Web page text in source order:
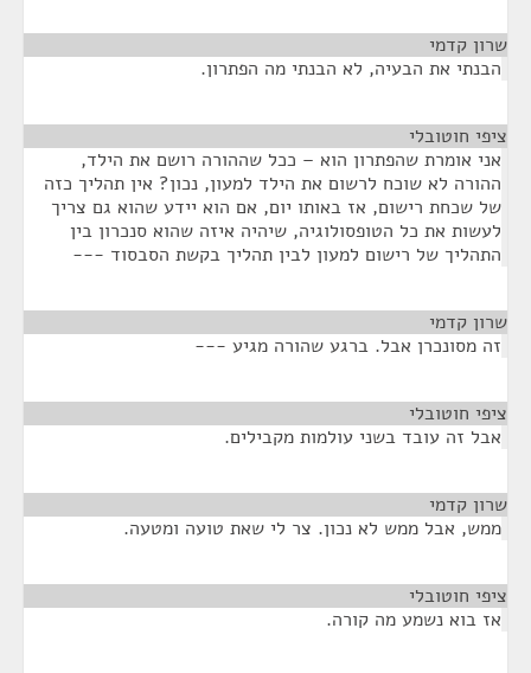
שרון קדמי
הבנתי את הבעיה, לא הבנתי מה הפתרון.
ציפי חוטובלי
אני אומרת שהפתרון הוא – ככל שההורה רושם את הילד,
ההורה לא שוכח לרשום את הילד למעון, נכון? אין תהליך כזה
של שכחת רישום, אז באותו יום, אם הוא יידע שהוא גם צריך
לעשות את כל הטופסולוגיה, שיהיה איזה שהוא סנכרון בין
התהליך של רישום למעון לבין תהליך בקשת הסבסוד ---
שרון קדמי
זה מסונכרן אבל. ברגע שהורה מגיע ---
ציפי חוטובלי
אבל זה עובד בשני עולמות מקבילים.
שרון קדמי
ממש, אבל ממש לא נכון. צר לי שאת טועה ומטעה.
ציפי חוטובלי
אז בוא נשמע מה קורה.